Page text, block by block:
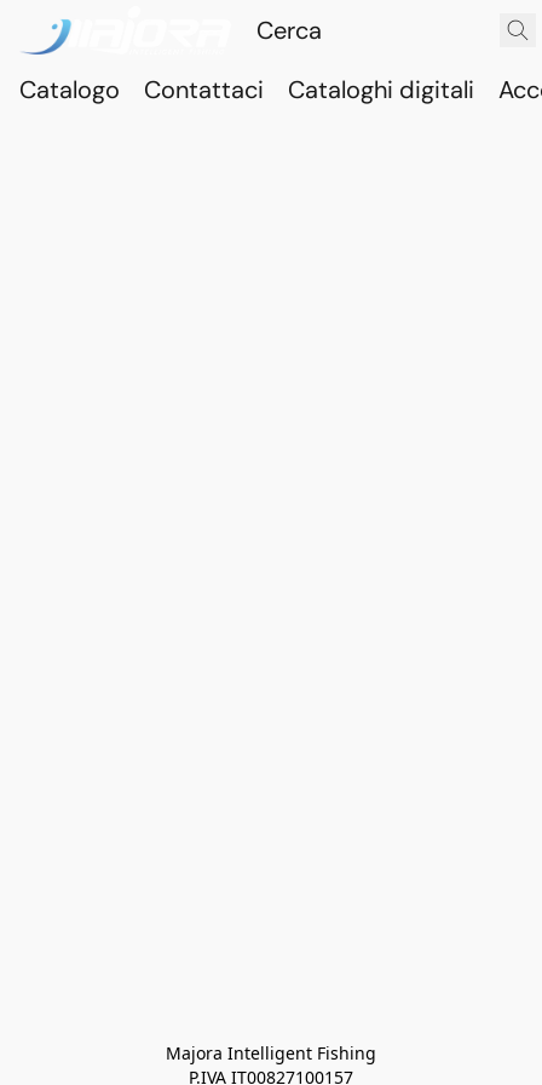
Catalogo Contattaci Cataloghi digitali
Majora Intelligent Fishing
P.IVA IT00827100157